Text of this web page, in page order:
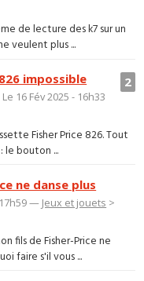
de lecture des k7 sur un
veulent plus ...
2
impossible
16 Fév 2025 - 16h33
Fisher Price 826. Tout
le bouton ...
ne danse plus
— Jeux et jouets >
fils de Fisher-Price ne
faire s'il vous ...